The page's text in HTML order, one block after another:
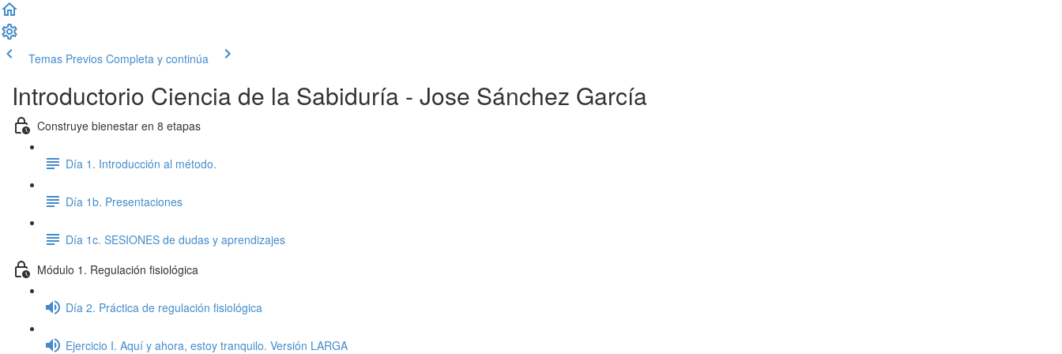
Temas Previos Completa y continúa
Introductorio Ciencia de la Sabiduría - Jose Sánchez García
Construye bienestar en 8 etapas
Día 1. Introducción al método.
Día 1b. Presentaciones
Día 1c. SESIONES de dudas y aprendizajes
Módulo 1. Regulación fisiológica
Día 2. Práctica de regulación fisiológica
Ejercicio I. Aquí y ahora, estoy tranquilo. Versión LARGA